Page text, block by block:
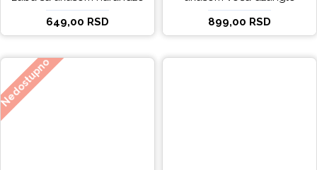
Ecodenta 100 ml
649,00 RSD
Ecodenta 75 ml
899,00 RSD